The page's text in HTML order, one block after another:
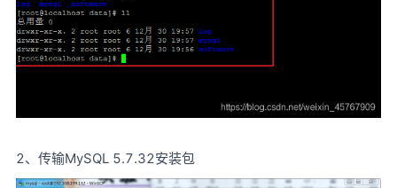
2、传输MySQL 5.7.32安装包